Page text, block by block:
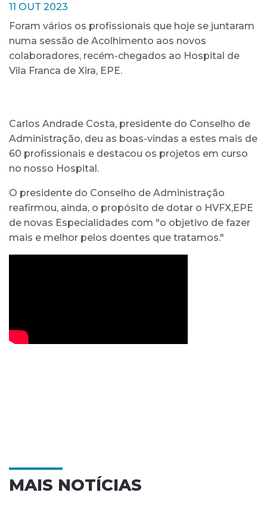
11 OUT 2023
Foram vários os profissionais que hoje se juntaram
numa sessão de Acolhimento aos novos
colaboradores, recém-chegados ao Hospital de
Vila Franca de Xira, EPE.
Carlos Andrade Costa, presidente do Conselho de
Administração, deu as boas-vindas a estes mais de
60 profissionais e destacou os projetos em curso
no nosso Hospital.
O presidente do Conselho de Administração
reafirmou, ainda, o propósito de dotar o HVFX,EPE
de novas Especialidades com "o objetivo de fazer
mais e melhor pelos doentes que tratamos."
MAIS NOTÍCIAS